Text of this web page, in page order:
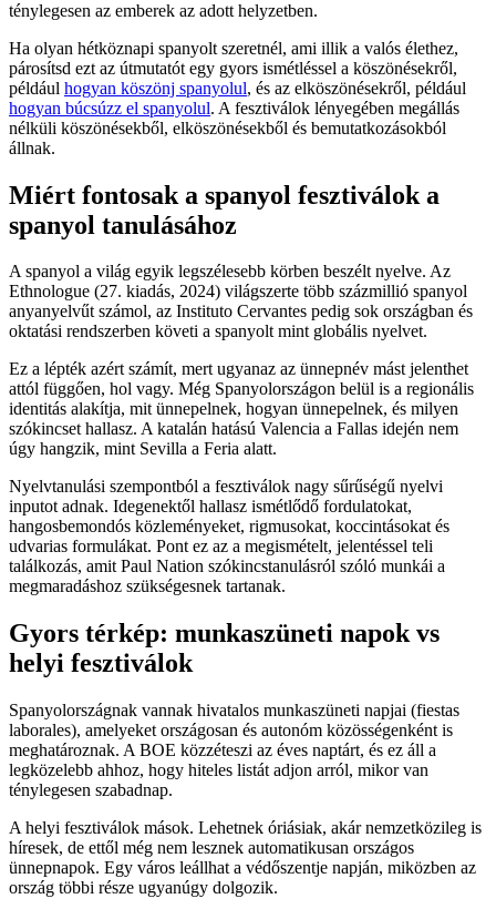
ténylegesen az emberek az adott helyzetben.
Ha olyan hétköznapi spanyolt szeretnél, ami illik a valós élethez,
párosítsd ezt az útmutatót egy gyors ismétléssel a köszönésekről,
például hogyan köszönj spanyolul, és az elköszönésekről, például
hogyan búcsúzz el spanyolul. A fesztiválok lényegében megállás
nélküli köszönésekből, elköszönésekből és bemutatkozásokból
állnak.
Miért fontosak a spanyol fesztiválok a
spanyol tanulásához
A spanyol a világ egyik legszélesebb körben beszélt nyelve. Az
Ethnologue (27. kiadás, 2024) világszerte több százmillió spanyol
anyanyelvűt számol, az Instituto Cervantes pedig sok országban és
oktatási rendszerben követi a spanyolt mint globális nyelvet.
Ez a lépték azért számít, mert ugyanaz az ünnepnév mást jelenthet
attól függően, hol vagy. Még Spanyolországon belül is a regionális
identitás alakítja, mit ünnepelnek, hogyan ünnepelnek, és milyen
szókincset hallasz. A katalán hatású Valencia a Fallas idején nem
úgy hangzik, mint Sevilla a Feria alatt.
Nyelvtanulási szempontból a fesztiválok nagy sűrűségű nyelvi
inputot adnak. Idegenektől hallasz ismétlődő fordulatokat,
hangosbemondós közleményeket, rigmusokat, koccintásokat és
udvarias formulákat. Pont ez az a megismételt, jelentéssel teli
találkozás, amit Paul Nation szókincstanulásról szóló munkái a
megmaradáshoz szükségesnek tartanak.
Gyors térkép: munkaszüneti napok vs
helyi fesztiválok
Spanyolországnak vannak hivatalos munkaszüneti napjai (fiestas
laborales), amelyeket országosan és autonóm közösségenként is
meghatároznak. A BOE közzéteszi az éves naptárt, és ez áll a
legközelebb ahhoz, hogy hiteles listát adjon arról, mikor van
ténylegesen szabadnap.
A helyi fesztiválok mások. Lehetnek óriásiak, akár nemzetközileg is
híresek, de ettől még nem lesznek automatikusan országos
ünnepnapok. Egy város leállhat a védőszentje napján, miközben az
ország többi része ugyanúgy dolgozik.